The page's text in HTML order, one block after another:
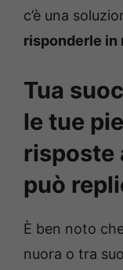
c’è una
risponderle in
Tua
le tue
risposte
può
È ben noto
nuora o tra